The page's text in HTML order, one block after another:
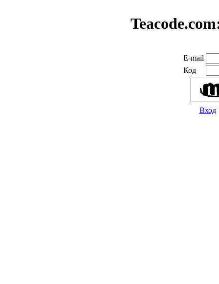
E-mail
Код
Вход